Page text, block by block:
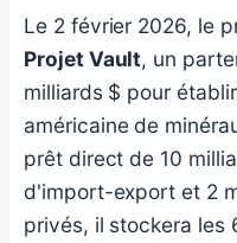
Le 2 février 2026, le
Projet Vault, un
milliards $ pour
américaine de
prêt direct de 10
d'import-export et 2
privés, il stockera les